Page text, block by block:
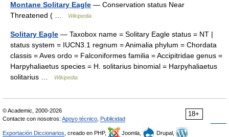
Montane Solitary Eagle — Conservation status Near
Threatened ( …
Wikipedia
Solitary Eagle — Taxobox name = Solitary Eagle status = NT |
status system = IUCN3.1 regnum = Animalia phylum = Chordata
classis = Aves ordo = Falconiformes familia = Accipitridae genus =
Harpyhaliaetus species = H. solitarius binomial = Harpyhaliaetus
solitarius …
Wikipedia
18+
© Academic, 2000-2026
Contacte con nosotros: Apoyo técnico Publicidad
Exportación Diccionarios , creado en PHP, Joomla,
Drupal,